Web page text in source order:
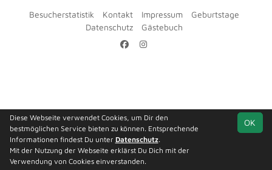
Besucherstatistik Kontakt Impressum
Geburtstage
Datenschutz
Gästebuch
OK
Diese Webseite verwendet Cookies, um Dir den
bestmöglichen Service bieten zu können. Entsprechende
Informationen findest Du unter Datenschutz.
Mit der Nutzung der Webseite erklärst Du Dich mit der
Verwendung von Cookies einverstanden.